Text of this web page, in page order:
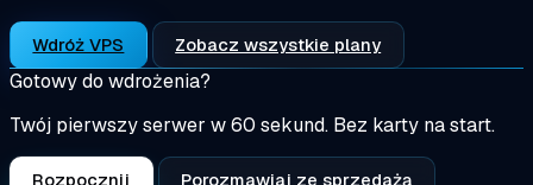
Wdróż VPS Zobacz wszystkie plany
Gotowy do wdrożenia?
Twój pierwszy serwer w 60 sekund. Bez karty na start.
Rozpocznij Porozmawiaj ze sprzedażą